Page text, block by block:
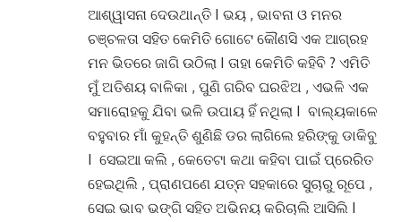
ଆଶ୍ୱାସନା ଦେଉଥାନ୍ତି I ଭୟ , ଭାବନା ଓ ମନର
ଚଞ୍ଚଳତା ସହିତ କେମିତି ଗୋଟେ କୌଣସି ଏକ ଆଗ୍ରହ
ମନ ଭିତରେ ଜାଗି ଉଠିଲା I ତାହା କେମିତି କହିବି ? ଏମିତି
ମୁଁ ଅତିଶୟ ବାଳିକା , ପୁଣି ଗରିବ ଘରଝିଅ , ଏଭଳି ଏକ
ସମାରୋହକୁ ଯିବା ଭଳି ଉପାୟ ହିଁ ନଥିଲା I ବାଲ୍ୟକାଳେ
ବହୁବାର ମାଁ କୁହନ୍ତି ଶୁଣିଛି ଡର ଲାଗିଲେ ହରିଙ୍କୁ ଡାକିବୁ
I ସେଇଆ କଲି , କେତେଟା କଥା କହିବା ପାଇଁ ପ୍ରେରିତ
ହେଇଥିଲି , ପ୍ରାଣପଣେ ଯତ୍ନ ସହକାରେ ସୁଚାରୁ ରୂପେ ,
ସେଇ ଭାବ ଭଙ୍ଗି ସହିତ ଅଭିନୟ କରିଚାଲି ଆସିଲି I